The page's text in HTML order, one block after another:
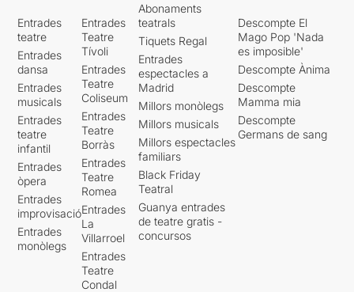
Entrades
teatre
Entrades
dansa
Entrades
musicals
Entrades
teatre
infantil
Entrades
òpera
Entrades
improvisació
Entrades
monòlegs
Entrades
Teatre
Tívoli
Entrades
Teatre
Coliseum
Entrades
Teatre
Borràs
Entrades
Teatre
Romea
Entrades
La
Villarroel
Entrades
Teatre
Condal
Abonaments
teatrals
Tiquets Regal
Entrades
espectacles a
Madrid
Millors monòlegs
Millors musicals
Millors espectacles
familiars
Black Friday
Teatral
Guanya entrades
de teatre gratis -
concursos
Descompte El
Mago Pop 'Nada
es imposible'
Descompte Ànima
Descompte
Mamma mia
Descompte
Germans de sang